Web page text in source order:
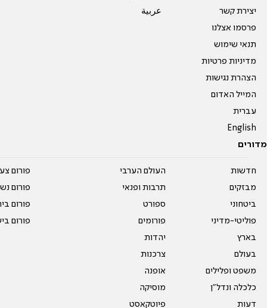
יצירת קשר
פרסמו אצלנו
תנאי שימוש
מדיניות פרטיות
הצהרת נגישות
המייל האדום
עברית
English
عربية
מדורים
חדשות
מבזקים
ביטחוני
פוליטי-מדיני
בארץ
בעולם
משפט ופלילים
כלכלה ונדל"ן
דעות
העולם הערבי
תרבות ופנאי
ספורט
פורומים
יהדות
צרכנות
אופנה
מוסיקה
פיוטקאסט
פורום
פורום
פורום
פורום